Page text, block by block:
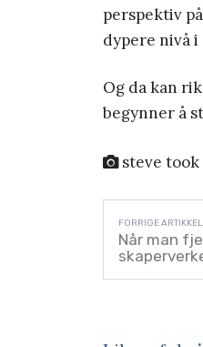
perspektiv
dypere nivå
Og da kan
begynner å
steve
Når man